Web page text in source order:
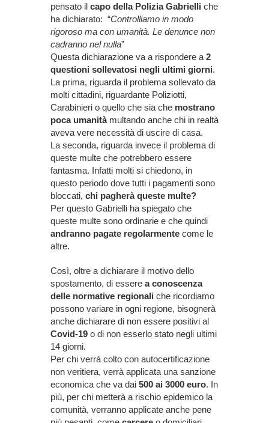
pensato il capo della Polizia Gabrielli che
ha dichiarato: “Controlliamo in modo
rigoroso ma con umanità. Le denunce non
cadranno nel nulla”
Questa dichiarazione va a rispondere a 2
questioni sollevatosi negli ultimi giorni.
La prima, riguarda il problema sollevato da
molti cittadini, riguardante Poliziotti,
Carabinieri o quello che sia che mostrano
poca umanitàmultando anche chi in realtà
aveva vere necessità di uscire di casa.
La seconda, riguarda invece il problema di
queste multe che potrebbero essere
fantasma. Infatti molti si chiedono, in
questo periodo dove tutti i pagamenti sono
bloccati, chi pagherà queste multe?
Per questo Gabrielli ha spiegato che
queste multe sono ordinarie e che quindi
andranno pagate regolarmente come le
altre.
Così, oltre a dichiarare il motivo dello
spostamento, di essere a conoscenza
delle normative regionali che ricordiamo
possono variare in ogni regione, bisognerà
anche dichiarare di non essere positivi al
Covid-19 o di non esserlo stato negli ultimi
14 giorni.
Per chi verrà colto con autocertificazione
non veritiera, verrà applicata una sanzione
economica che va dai 500 ai 3000 euro. In
più, per chi metterà a rischio epidemico la
comunità, verranno applicate anche pene